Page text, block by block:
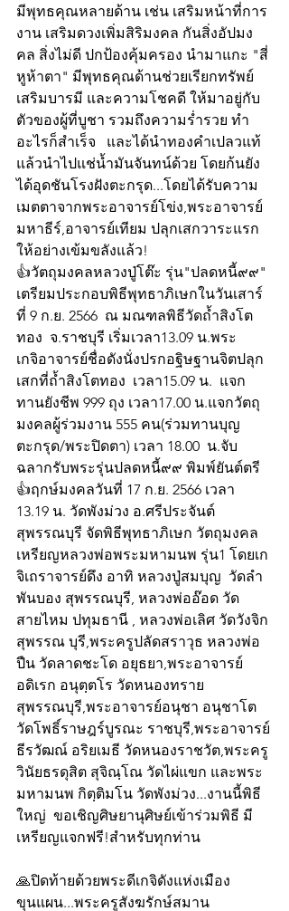
มีพุทธคุณหลายด้าน เช่น เสริมหน้าที่การ
งาน เสริมดวงเพิ่มสิริมงคล กันสิ่งอัปมง
คล สิ่งไม่ดี ปกป้องคุ้มครอง นำมาแกะ "สี่
หูห้าตา" มีพุทธคุณด้านช่วยเรียกทรัพย์
เสริมบารมี และความโชคดี ให้มาอยู่กับ
ตัวของผู้ที่บูชา รวมถึงความร่ำรวย ทำ
อะไรก็สำเร็จ   และได้นำทองคำเปลวแท้
แล้วนำไปแช่น้ำมันจันทน์ด้วย โดยก้นยัง
ได้อุดชันโรงฝังตะกรุด...โดยได้รับความ
เมตตาจากพระอาจารย์โข่ง,พระอาจารย์
มหาธีร์,อาจารย์เทียม ปลุกเสกวาระแรก
ให้อย่างเข้มขลังแล้ว!
👍วัตถุมงคลหลวงปู่โต๊ะ รุ่น"ปลดหนี้๙๙"
เตรียมประกอบพิธีพุทธาภิเษกในวันเสาร์
ที่ 9 ก.ย. 2566  ณ มณฑลพิธีวัดถ้ำสิงโต
ทอง  จ.ราชบุรี เริ่มเวลา13.09 น.พระ
เกจิอาจารย์ชื่อดังนั่งปรกอฐิษฐานจิตปลุก
เสกที่ถ้ำสิงโตทอง  เวลา15.09 น.  แจก
ทานยังชีพ 999 ถุง เวลา17.00 น.แจกวัตถุ
มงคลผู้ร่วมงาน 555 คน(ร่วมทานบุญ
ตะกรุด/พระปิดตา) เวลา 18.00  น.จับ
ฉลากรับพระรุ่นปลดหนี้๙๙ พิมพ์ยันต์ตรี
👍ฤกษ์มงคลวันที่ 17 ก.ย. 2566 เวลา
13.19 น. วัดพังม่วง อ.ศรีประจันต์
สุพรรณบุรี จัดพิธีพุทธาภิเษก วัตถุมงคล
เหรียญหลวงพ่อพระมหามนพ รุ่น1 โดยเก
จิเถราจารย์ดึง อาทิ หลวงปู่สมบุญ  วัดลำ
พันบอง สุพรรณบุรี, หลวงพ่ออ๊อด วัด
สายไหม ปทุมธานี , หลวงพ่อเลิศ วัดวังจิก
สุพรรณ บุรี,พระครูปลัดสราวุธ หลวงพ่อ
ปืน วัดลาดชะโด อยุธยา,พระอาจารย์
อดิเรก อนุตฺตโร วัดหนองทราย
สุพรรณบุรี,พระอาจารย์อนุชา อนุชาโต
วัดโพธิ์ราษฎร์บูรณะ ราชบุรี,พระอาจารย์
ธีรวัฒณ์ อริยเมธี วัดหนองราชวัต,พระครู
วินัยธรดุสิต สุจิณฺโณ วัดไผ่แขก และพระ
มหามนพ กิตฺติมโน วัดพังม่วง...งานนี้พิธี
ใหญ่  ขอเชิญศิษยานุศิษย์เข้าร่วมพิธี มี
เหรียญแจกฟรี!สำหรับทุกท่าน
🙏ปิดท้ายด้วยพระดีเกจิดังแห่งเมือง
ขุนแผน...พระครูสังฆรักษ์สมาน